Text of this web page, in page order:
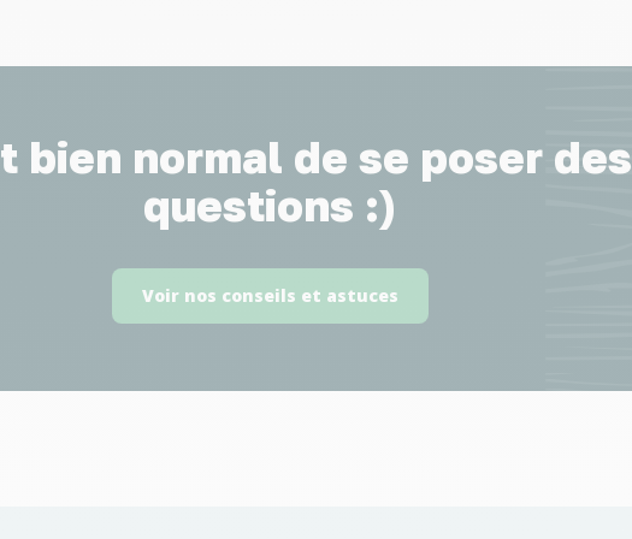
bien normal de se poser des
questions :)
Voir nos conseils et astuces